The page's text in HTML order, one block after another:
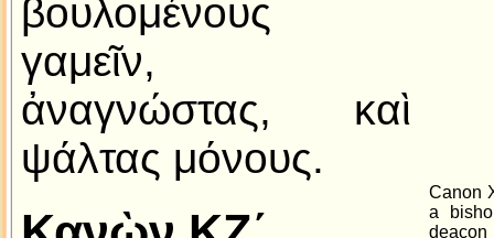
βουλομένους
γαμεῖν,
ἀναγνώστας, καὶ
ψάλτας μόνους.
Canon
a